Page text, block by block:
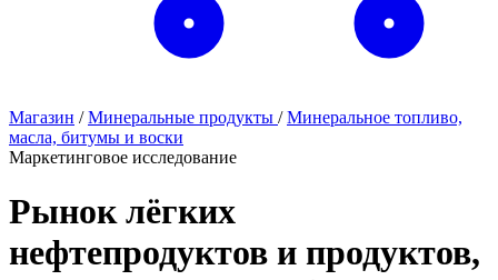
Магазин / Минеральные продукты / Минеральное топливо,
масла, битумы и воски
Маркетинговое исследование
Рынок лёгких
нефтепродуктов и продуктов,